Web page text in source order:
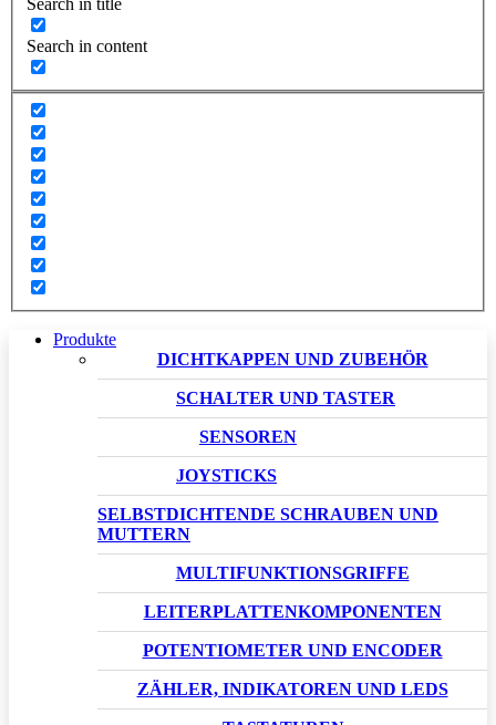
Search in content
Produkte
DICHTKAPPEN UND ZUBEHÖR
SCHALTER UND TASTER
SENSOREN
JOYSTICKS
SELBSTDICHTENDE SCHRAUBEN UND
MUTTERN
MULTIFUNKTIONSGRIFFE
LEITERPLATTENKOMPONENTEN
POTENTIOMETER UND ENCODER
ZÄHLER, INDIKATOREN UND LEDS